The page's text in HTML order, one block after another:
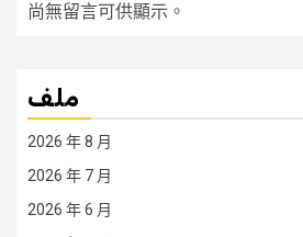
尚無留言可供顯示。
ملف
2026 年 8 月
2026 年 7 月
2026 年 6 月